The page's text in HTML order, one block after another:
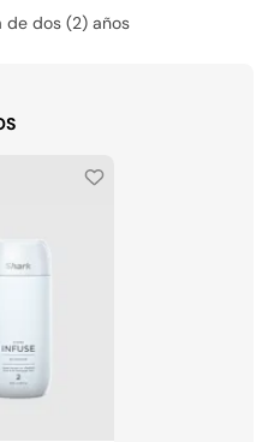
de dos (2) años